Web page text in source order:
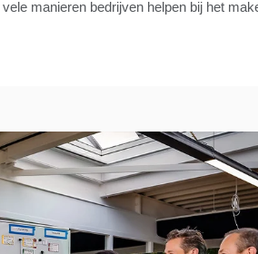
manieren bedrijven helpen bij het